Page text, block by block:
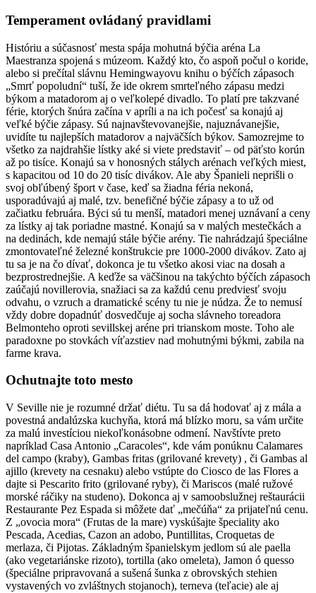
Temperament ovládaný pravidlami
Históriu a súčasnosť mesta spája mohutná býčia aréna La
Maestranza spojená s múzeom. Každý kto, čo aspoň počul o koride,
alebo si prečítal slávnu Hemingwayovu knihu o býčích zápasoch
„Smrť popoludní“ tuší, že ide okrem smrteľného zápasu medzi
býkom a matadorom aj o veľkolepé divadlo. To platí pre takzvané
férie, ktorých šnúra začína v apríli a na ich počesť sa konajú aj
veľké býčie zápasy. Sú najnavštevovanejšie, najuznávanejšie,
uvidíte tu najlepších matadorov a najväčších býkov. Samozrejme to
všetko za najdrahšie lístky aké si viete predstaviť – od päťsto korún
až po tisíce. Konajú sa v honosných stálych arénach veľkých miest,
s kapacitou od 10 do 20 tisíc divákov. Ale aby Španieli neprišli o
svoj obľúbený šport v čase, keď sa žiadna féria nekoná,
usporadúvajú aj malé, tzv. benefičné býčie zápasy a to už od
začiatku februára. Býci sú tu menší, matadori menej uznávaní a ceny
za lístky aj tak poriadne mastné. Konajú sa v malých mestečkách a
na dedinách, kde nemajú stále býčie arény. Tie nahrádzajú špeciálne
zmontovateľné železné konštrukcie pre 1000-2000 divákov. Zato aj
tu sa je na čo dívať, dokonca je tu všetko akosi viac na dosah a
bezprostrednejšie. A keďže sa väčšinou na takýchto býčích zápasoch
zaúčajú novillerovia, snažiaci sa za každú cenu predviesť svoju
odvahu, o vzruch a dramatické scény tu nie je núdza. Že to nemusí
vždy dobre dopadnúť dosvedčuje aj socha slávneho toreadora
Belmonteho oproti sevillskej aréne pri trianskom moste. Toho ale
paradoxne po stovkách víťazstiev nad mohutnými býkmi, zabila na
farme krava.
Ochutnajte toto mesto
V Seville nie je rozumné držať diétu. Tu sa dá hodovať aj z mála a
povestná andalúzska kuchyňa, ktorá má blízko moru, sa vám určite
za malú investíciou niekoľkonásobne odmení. Navštívte preto
napríklad Casa Antonio „Caracoles“, kde vám ponúknu Calamares
del campo (kraby), Gambas fritas (grilované krevety) , či Gambas al
ajillo (krevety na cesnaku) alebo vstúpte do Ciosco de las Flores a
dajte si Pescarito frito (grilované ryby), či Mariscos (malé ružové
morské ráčiky na studeno). Dokonca aj v samoobslužnej reštaurácii
Restaurante Pez Espada si môžete dať „mečúňa“ za prijateľnú cenu.
Z „ovocia mora“ (Frutas de la mare) vyskúšajte špeciality ako
Pescada, Acedias, Cazon an adobo, Puntillitas, Croquetas de
merlaza, či Pijotas. Základným španielskym jedlom sú ale paella
(ako vegetariánske rizoto), tortilla (ako omeleta), Jamon ó quesso
(špeciálne pripravovaná a sušená šunka z obrovských stehien
vystavených vo zvláštnych stojanoch), terneva (teľacie) ale aj